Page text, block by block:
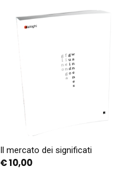
Il mercato dei significati
€10,00